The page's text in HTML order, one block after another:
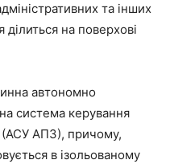
та інших
ділиться на поверхові
автономно
система керування
АПЗ), причому,
в ізольованому